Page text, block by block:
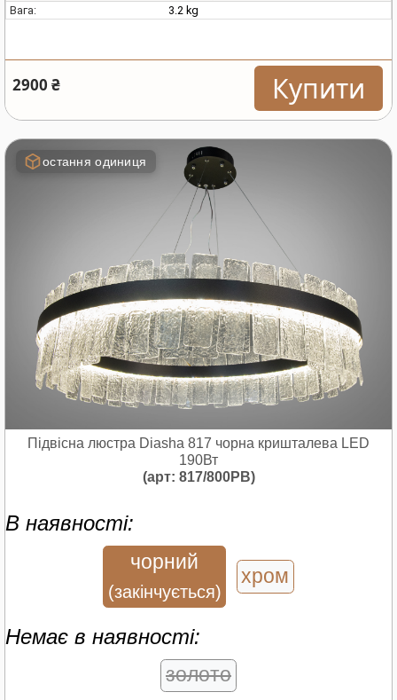
Вага:
3.2 kg
2900 ₴ Купити
остання одиниця
Підвісна люстра Diasha 817 чорна кришталева LED
190Вт
(арт: 817/800PB)
В наявності:
чорний
(закінчується)
хром
Немає в наявності:
золото